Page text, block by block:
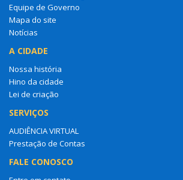
Equipe de Governo
Mapa do site
Notícias
A CIDADE
Nossa história
Hino da cidade
Lei de criação
SERVIÇOS
AUDIÊNCIA VIRTUAL
Prestação de Contas
FALE CONOSCO